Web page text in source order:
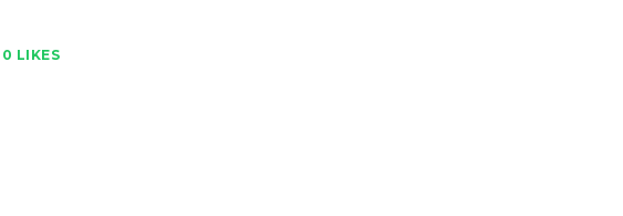
0 LIKES